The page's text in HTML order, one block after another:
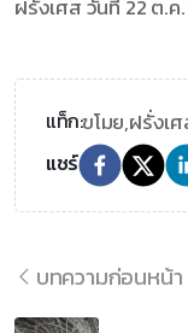
ฝรั่งเศส วันที่ 22 ต.ค
แท็ก:ขโมย,ฝรั่งเ
แชร์
บทความก่อนหน้า